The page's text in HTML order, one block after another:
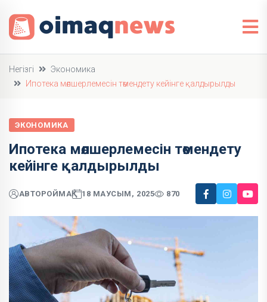
Негізгі
Экономика
Ипотека мөлшерлемесін төмендету кейінге қалдырылды
ЭКОНОМИКА
Ипотека мөлшерлемесін төмендету
кейінге қалдырылды
АВТОРОЙМАҚ 18 МАУСЫМ, 2025 870